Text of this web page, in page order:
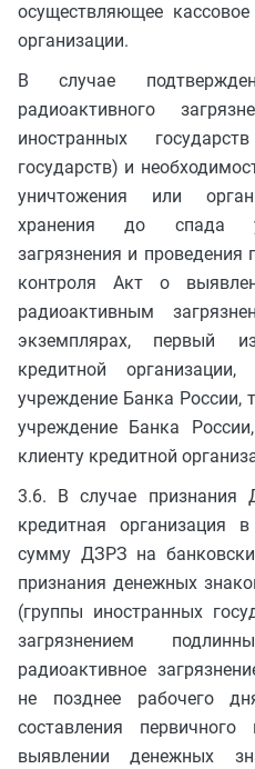
осуществляющее
организации.
В случае
радиоактивного
иностранных
государств) и
уничтожения или
хранения до спада
загрязнения и проведения
контроля Акт о
радиоактивным
экземплярах, первый
кредитной
учреждение Банка России,
учреждение Банка
клиенту кредитной
3.6. В случае признания
кредитная организация
сумму ДЗРЗ на
признания денежных
(группы иностранных
загрязнением
радиоактивное
не позднее рабочего
составления
выявлении денежных